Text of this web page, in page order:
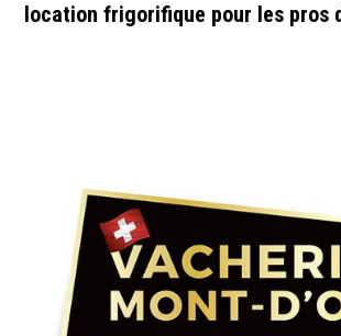
location frigorifique pour les pros